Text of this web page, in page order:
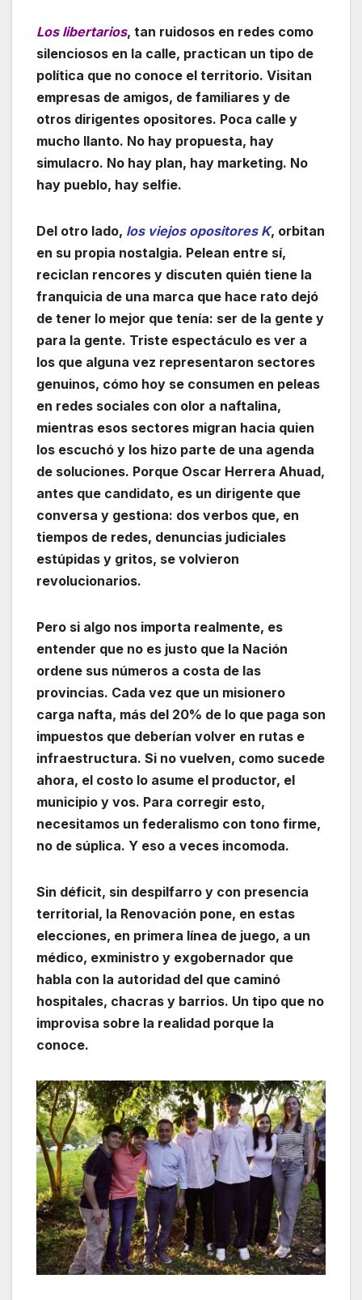
Los libertarios, tan ruidosos en redes como
silenciosos en la calle, practican un tipo de
política que no conoce el territorio. Visitan
empresas de amigos, de familiares y de
otros dirigentes opositores. Poca calle y
mucho llanto. No hay propuesta, hay
simulacro. No hay plan, hay marketing. No
hay pueblo, hay selfie.
Del otro lado, los viejos opositores K, orbitan
en su propia nostalgia. Pelean entre sí,
reciclan rencores y discuten quién tiene la
franquicia de una marca que hace rato dejó
de tener lo mejor que tenía: ser de la gente y
para la gente. Triste espectáculo es ver a
los que alguna vez representaron sectores
genuinos, cómo hoy se consumen en peleas
en redes sociales con olor a naftalina,
mientras esos sectores migran hacia quien
los escuchó y los hizo parte de una agenda
de soluciones. Porque Oscar Herrera Ahuad,
antes que candidato, es un dirigente que
conversa y gestiona: dos verbos que, en
tiempos de redes, denuncias judiciales
estúpidas y gritos, se volvieron
revolucionarios.
Pero si algo nos importa realmente, es
entender que no es justo que la Nación
ordene sus números a costa de las
provincias. Cada vez que un misionero
carga nafta, más del 20% de lo que paga son
impuestos que deberían volver en rutas e
infraestructura. Si no vuelven, como sucede
ahora, el costo lo asume el productor, el
municipio y vos. Para corregir esto,
necesitamos un federalismo con tono firme,
no de súplica. Y eso a veces incomoda.
Sin déficit, sin despilfarro y con presencia
territorial, la Renovación pone, en estas
elecciones, en primera línea de juego, a un
médico, exministro y exgobernador que
habla con la autoridad del que caminó
hospitales, chacras y barrios. Un tipo que no
improvisa sobre la realidad porque la
conoce.